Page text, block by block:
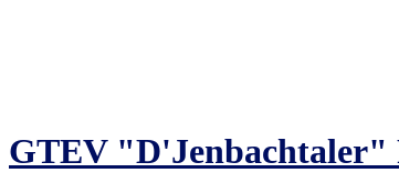
GTEV "D'Jenbachtaler"